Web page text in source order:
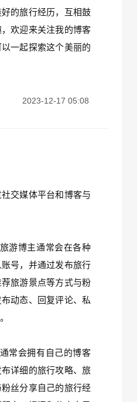
的旅行经历，互相鼓
欢迎来关注我的博客
一起探索这个美丽的
2023-12-17 05:08
交媒体平台和博客与
游博主通常会在各种
号，并通过发布旅行
旅游景点等方式与粉
动态、回复评论、私
常会拥有自己的博客
详细的旅行攻略、旅
丝分享自己的旅行经